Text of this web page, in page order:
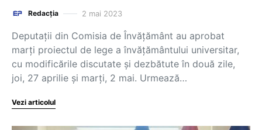
Redacția 2 mai 2023
Deputații din Comisia de Învățământ au aprobat
marți proiectul de lege a învățământului universitar,
cu modificările discutate și dezbătute în două zile,
joi, 27 aprilie și marți, 2 mai. Urmează…
Vezi articolul